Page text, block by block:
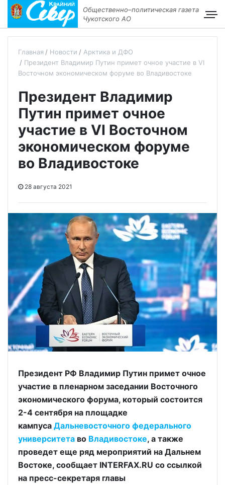
Общественно–политическая газета
Чукотского АО
Главная Новости
Арктика и ДФО
Президент Владимир Путин примет очное участие в VI
Восточном экономическом форуме во Владивостоке
Президент Владимир
Путин примет очное
участие в VI Восточном
экономическом форуме
во Владивостоке
28 августа 2021
Президент РФ Владимир Путин примет очное
участие в пленарном заседании Восточного
экономического форума, который состоится
2-4 сентября на площадке
кампуса Дальневосточного федерального
университета во Владивостоке, а также
проведет еще ряд мероприятий на Дальнем
Востоке, сообщает INTERFAX.RU со ссылкой
на пресс-секретаря главы